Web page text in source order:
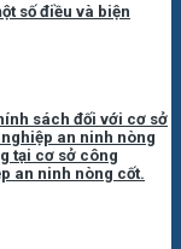
số điều và biện
sách đối với cơ sở
an ninh nòng
tại cơ sở công
an ninh nòng cốt.